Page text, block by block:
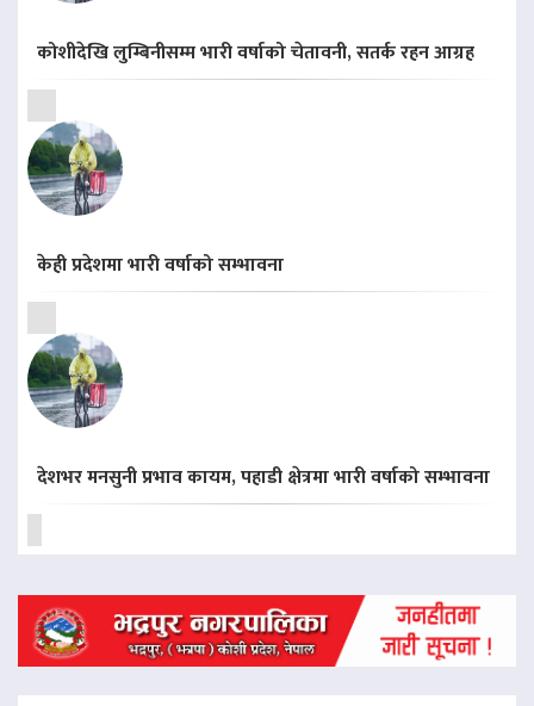
कोशीदेखि लुम्बिनीसम्म भारी वर्षाको चेतावनी, सतर्क रहन आग्रह
केही प्रदेशमा भारी वर्षाको सम्भावना
देशभर मनसुनी प्रभाव कायम, पहाडी क्षेत्रमा भारी वर्षाको सम्भावना